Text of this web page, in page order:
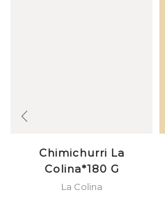
Chimichurri La
Colina*180 G
La Colina